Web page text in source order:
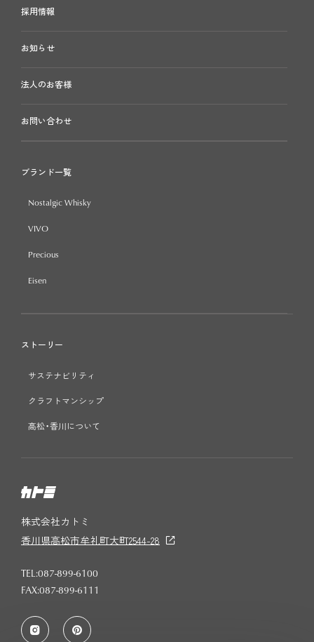
採用情報
お知らせ
法人のお客様
お問い合わせ
ブランド一覧
Nostalgic Whisky
VIVO
Precious
Eisen
ストーリー
サステナビリティ
クラフトマンシップ
高松・香川について
株式会社カトミ
香川県高松市牟礼町大町2544-28
TEL:087-899-6100
FAX:087-899-6111